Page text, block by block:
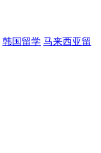
韩国留学 马来西亚留